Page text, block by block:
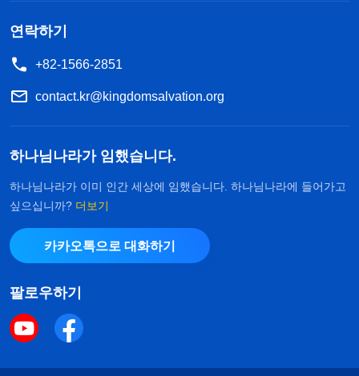
연락하기
+82-1566-2851
contact.kr@kingdomsalvation.org
하나님나라가 임했습니다.
하나님나라가 이미 인간 세상에 임했습니다. 하나님나라에 들어가고
싶으십니까? 더보기
카카오톡으로 대화하기
팔로우하기